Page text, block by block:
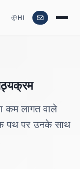
HI
कम लागत वाले
पथ पर उनके साथ